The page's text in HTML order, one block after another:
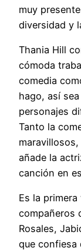
muy
diversidad y
Thania Hill
cómoda
comedia
hago, así
personajes
Tanto la
añade la
canción en
Es la
compañeros
Rosales,
que confiesa